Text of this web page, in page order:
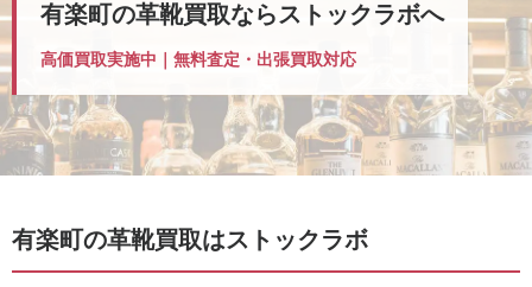
有楽町の革靴買取ならストックラボへ
高価買取実施中｜無料査定・出張買取対応
有楽町の革靴買取はストックラボ